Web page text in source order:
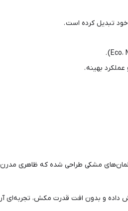
المان‌های مشکی طراحی شده که ظاهری
داده و بدون افت قدرت مکش، تجربه‌ای